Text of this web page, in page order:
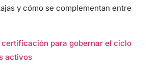
y cómo se complementan entre
certificación para gobernar el ciclo
activos